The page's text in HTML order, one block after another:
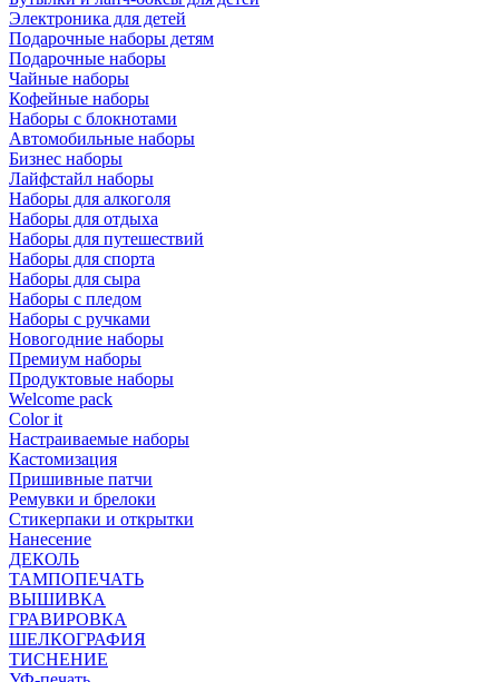
Электроника для детей
Подарочные наборы детям
Подарочные наборы
Чайные наборы
Кофейные наборы
Наборы с блокнотами
Автомобильные наборы
Бизнес наборы
Лайфстайл наборы
Наборы для алкоголя
Наборы для отдыха
Наборы для путешествий
Наборы для спорта
Наборы для сыра
Наборы с пледом
Наборы с ручками
Новогодние наборы
Премиум наборы
Продуктовые наборы
Welcome pack
Color it
Настраиваемые наборы
Кастомизация
Пришивные патчи
Ремувки и брелоки
Стикерпаки и открытки
Нанесение
ДЕКОЛЬ
ТАМПОПЕЧАТЬ
ВЫШИВКА
ГРАВИРОВКА
ШЕЛКОГРАФИЯ
ТИСНЕНИЕ